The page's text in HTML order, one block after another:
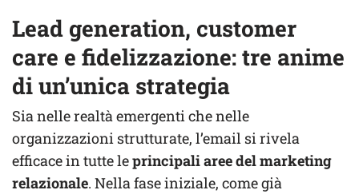
Lead generation, customer
care e fidelizzazione: tre anime
di un’unica strategia
Sia nelle realtà emergenti che nelle
organizzazioni strutturate, l’email si rivela
efficace in tutte leprincipali aree del marketing
relazionale. Nella fase iniziale, come già